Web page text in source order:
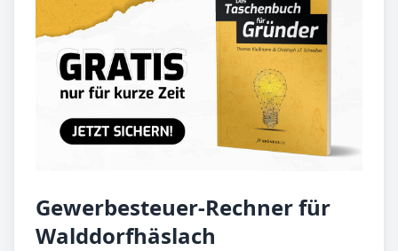
Gewerbesteuer-Rechner für
Walddorfhäslach